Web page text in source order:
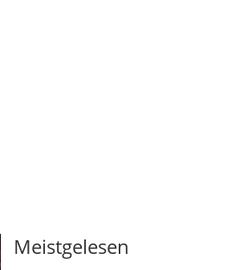
Meistgelesen